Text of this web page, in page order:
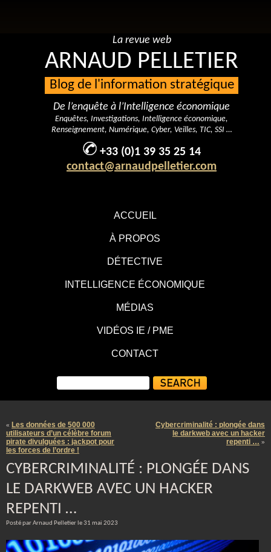
ACCUEIL
À PROPOS
DÉTECTIVE
INTELLIGENCE ÉCONOMIQUE
MÉDIAS
VIDÉOS IE / PME
CONTACT
La revue web
ARNAUD PELLETIER
Blog de l'information stratégique
De l’enquête à l’Intelligence économique
Enquêtes, Investigations, Intelligence économique,
Renseignement, Numérique, Cyber, Veilles, TIC, SSI …
+33 (0)1 39 35 25 14
contact@arnaudpelletier.com
« Les données de 500 000
utilisateurs d’un célèbre forum
pirate divulguées : jackpot pour
les forces de l’ordre !
Cybercriminalité : plongée dans
le darkweb avec un hacker
repenti … »
CYBERCRIMINALITÉ : PLONGÉE DANS
LE DARKWEB AVEC UN HACKER
REPENTI …
Posté par Arnaud Pelletier le 31 mai 2023